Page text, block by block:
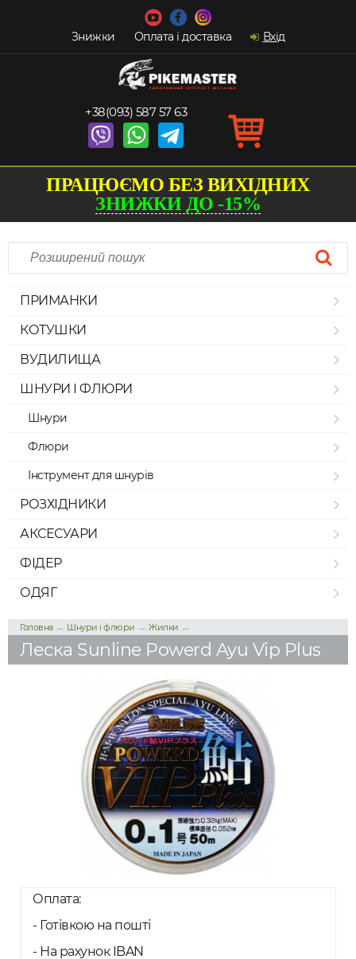
Знижки Оплата і доставка Вхід
+38(093) 587 57 63
ПРАЦЮЄМО БЕЗ ВИХІДНИХ
ЗНИЖКИ ДО -15%
ПРИМАНКИ
КОТУШКИ
ВУДИЛИЩА
ШНУРИ І ФЛЮРИ
Шнури
Флюри
Інструмент для шнурів
РОЗХІДНИКИ
АКСЕСУАРИ
ФІДЕР
ОДЯГ
Головна→ Шнури і флюри → Жилки →
Леска Sunline Powerd Ayu Vip Plus
Оплата:
- Готівкою на пошті
- На рахунок IBAN